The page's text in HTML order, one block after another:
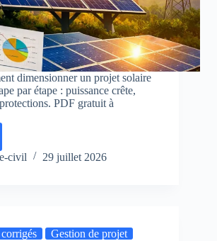
dimensionner un projet solaire
par étape : puissance crête,
PDF gratuit à
civil 29 juillet 2026
Gestion de projet